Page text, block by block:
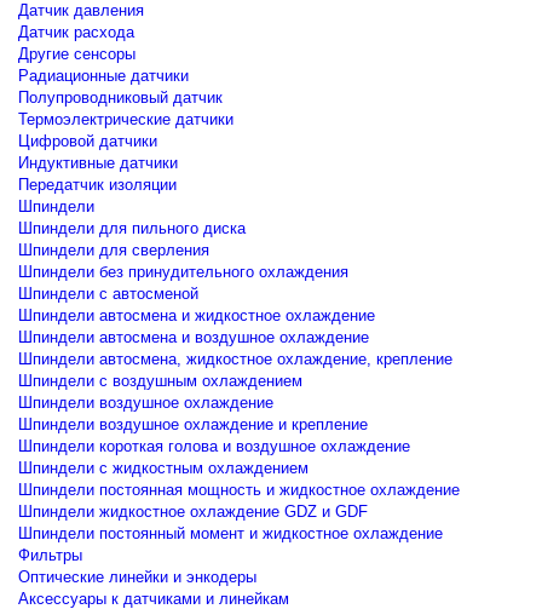
Датчик давления
Датчик расхода
Другие сенсоры
Радиационные датчики
Полупроводниковый датчик
Термоэлектрические датчики
Цифровой датчики
Индуктивные датчики
Передатчик изоляции
Шпиндели
Шпиндели для пильного диска
Шпиндели для сверления
Шпиндели без принудительного охлаждения
Шпиндели с автосменой
Шпиндели автосмена и жидкостное охлаждение
Шпиндели автосмена и воздушное охлаждение
Шпиндели автосмена, жидкостное охлаждение, крепление
Шпиндели с воздушным охлаждением
Шпиндели воздушное охлаждение
Шпиндели воздушное охлаждение и крепление
Шпиндели короткая голова и воздушное охлаждение
Шпиндели с жидкостным охлаждением
Шпиндели постоянная мощность и жидкостное охлаждение
Шпиндели жидкостное охлаждение GDZ и GDF
Шпиндели постоянный момент и жидкостное охлаждение
Фильтры
Оптические линейки и энкодеры
Аксессуары к датчиками и линейкам